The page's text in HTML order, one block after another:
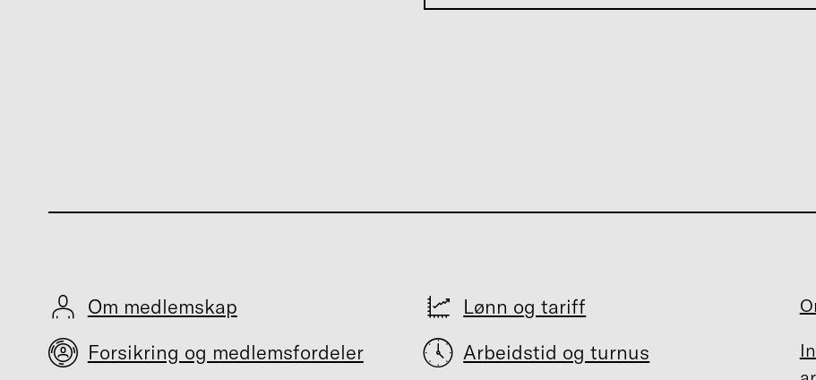
Om medlemskap
Forsikring og medlemsfordeler
Lønn og tariff
Arbeidstid og turnus